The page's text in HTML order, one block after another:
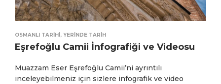
OSMANLI TARIHI, YERINDE TARIH
Eşrefoğlu Camii İnfografiği ve Videosu
Muazzam Eser Eşrefoğlu Camii’ni ayrıntılı
inceleyebilmeniz için sizlere infografik ve video